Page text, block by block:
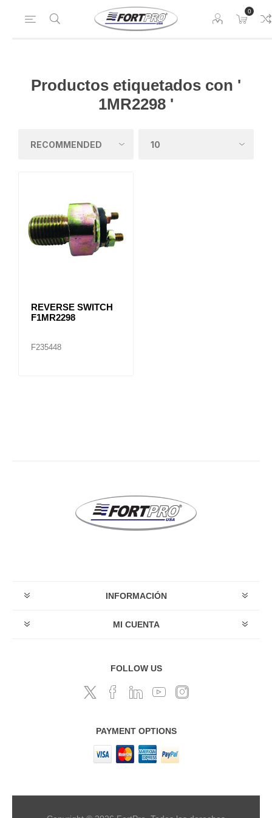
0
Productos etiquetados con '
1MR2298 '
REVERSE SWITCH
F1MR2298
F235448
INFORMACIÓN
MI CUENTA
FOLLOW US
PAYMENT OPTIONS